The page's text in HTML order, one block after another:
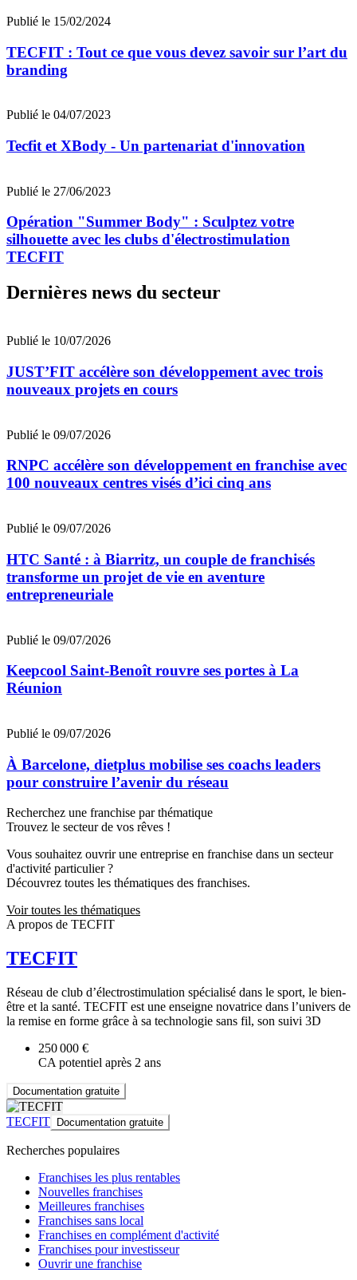
Publié le 15/02/2024
TECFIT : Tout ce que vous devez savoir sur l’art du
branding
Publié le 04/07/2023
Tecfit et XBody - Un partenariat d'innovation
Publié le 27/06/2023
Opération "Summer Body" : Sculptez votre
silhouette avec les clubs d'électrostimulation
TECFIT
Dernières news du secteur
Publié le 10/07/2026
JUST’FIT accélère son développement avec trois
nouveaux projets en cours
Publié le 09/07/2026
RNPC accélère son développement en franchise avec
100 nouveaux centres visés d’ici cinq ans
Publié le 09/07/2026
HTC Santé : à Biarritz, un couple de franchisés
transforme un projet de vie en aventure
entrepreneuriale
Publié le 09/07/2026
Keepcool Saint-Benoît rouvre ses portes à La
Réunion
Publié le 09/07/2026
À Barcelone, dietplus mobilise ses coachs leaders
pour construire l’avenir du réseau
Recherchez une franchise par thématique
Trouvez le secteur de vos rêves !
Vous souhaitez ouvrir une entreprise en franchise dans un secteur
d'activité particulier ?
Découvrez toutes les thématiques des franchises.
Voir toutes les thématiques
A propos de TECFIT
TECFIT
Réseau de club d’électrostimulation spécialisé dans le sport, le bien-
être et la santé. TECFIT est une enseigne novatrice dans l’univers de
la remise en forme grâce à sa technologie sans fil, son suivi 3D
250 000 €
CA potentiel après 2 ans
Documentation gratuite
TECFIT Documentation gratuite
Recherches populaires
Franchises les plus rentables
Nouvelles franchises
Meilleures franchises
Franchises sans local
Franchises en complément d'activité
Franchises pour investisseur
Ouvrir une franchise